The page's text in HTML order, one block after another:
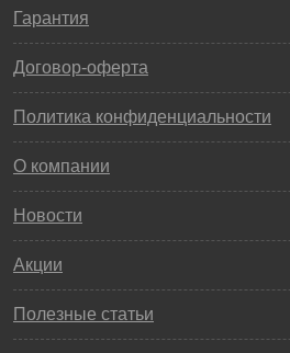
Гарантия
Договор-оферта
Политика конфиденциальности
О компании
Новости
Акции
Полезные статьи